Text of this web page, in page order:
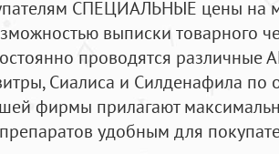
СПЕЦИАЛЬНЫЕ цены на
выписки товарного
проводятся
Сиалиса и Силденафила по
фирмы прилагают
удобным для